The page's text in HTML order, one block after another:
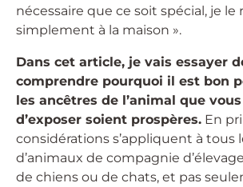
nécessaire que ce soit spécial, je le
simplement à la maison ».
Dans cet article, je vais essayer
comprendre pourquoi il est bon
les ancêtres de l’animal que
d’exposer soient prospères. En
considérations s’appliquent à tous
d’animaux de compagnie
de chiens ou de chats, et pas